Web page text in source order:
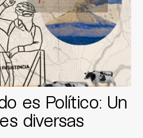
es Político: Un
diversas